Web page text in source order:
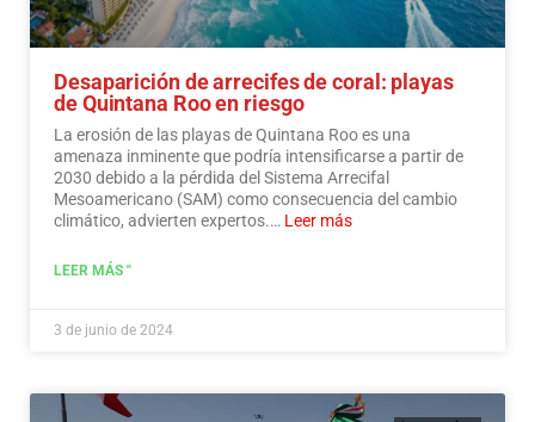
Desaparición de arrecifes de coral: playas
de Quintana Roo en riesgo
La erosión de las playas de Quintana Roo es una
amenaza inminente que podría intensificarse a partir de
2030 debido a la pérdida del Sistema Arrecifal
Mesoamericano (SAM) como consecuencia del cambio
climático, advierten expertos.… Leer más
LEER MÁS "
3 de junio de 2024